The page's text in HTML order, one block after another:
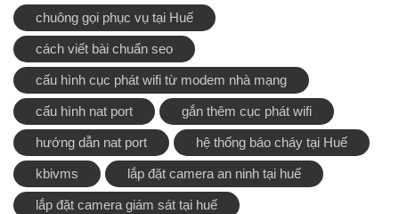
chuông gọi phục vụ tại Huế
cách viết bài chuẩn seo
cấu hình cục phát wifi từ modem nhà mạng
cấu hình nat port gắn thêm cục phát wifi
hướng dẫn nat port hệ thống báo cháy tại Huế
kbivms lắp đặt camera an ninh tại huế
lắp đặt camera giám sát tại huế